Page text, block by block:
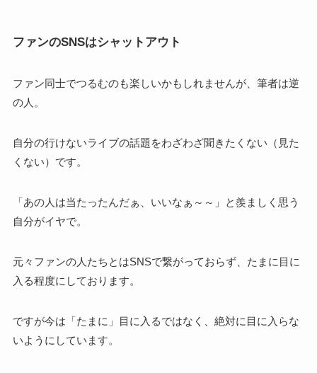
ファンのSNSはシャットアウト
ファン同士でつるむのも楽しいかもしれませんが、筆者は逆
の人。
自分の行けないライブの話題をわざわざ聞きたくない（見た
くない）です。
「あの人は当たったんだぁ、いいなぁ～～」と羨ましく思う
自分がイヤで。
元々ファンの人たちとはSNSで繋がっておらず、たまに目に
入る程度にしております。
ですが今は「たまに」目に入るではなく、絶対に目に入らな
いようにしています。